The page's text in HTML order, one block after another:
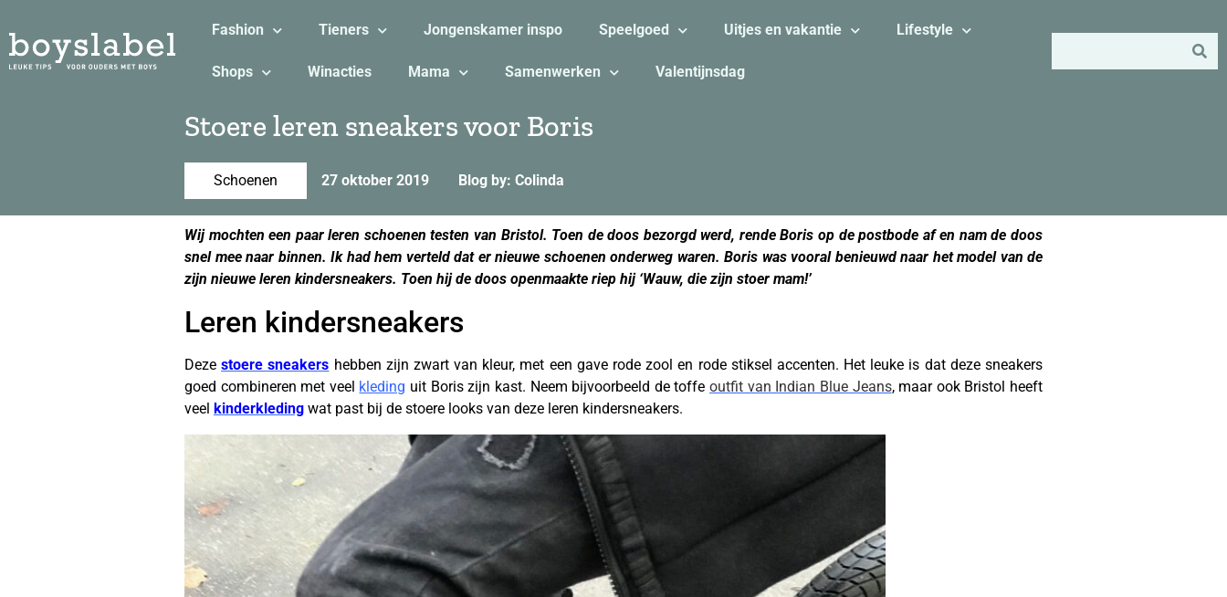
Fashion Tieners Jongenskamer inspo Speelgoed Uitjes en vakantie Lifestyle
Shops Winacties Mama Samenwerken Valentijnsdag
Stoere leren sneakers voor Boris
Schoenen 27 oktober 2019 Blog by: Colinda
Wij mochten een paar leren schoenen testen van Bristol. Toen de doos bezorgd werd, rende Boris op de postbode af en nam de doos
snel mee naar binnen. Ik had hem verteld dat er nieuwe schoenen onderweg waren. Boris was vooral benieuwd naar het model van de
zijn nieuwe leren kindersneakers. Toen hij de doos openmaakte riep hij ‘Wauw, die zijn stoer mam!’
Leren kindersneakers
Dezestoere sneakers hebben zijn zwart van kleur, met een gave rode zool en rode stiksel accenten. Het leuke is dat deze sneakers
goed combineren met veel kleding uit Boris zijn kast. Neem bijvoorbeeld de toffeoutfit van Indian Blue Jeans, maar ook Bristol heeft
veel kinderkleding wat past bij de stoere looks van deze leren kindersneakers.